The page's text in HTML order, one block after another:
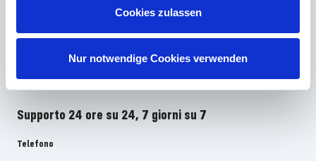
Cookies zulassen
Nur notwendige Cookies verwenden
Servizio clientiè al vostro fianco con
consulenza e supporto – in modo rapido, competente e personale. Non
utilizzo: siamo a vostra disposizione.
Supporto 24 ore su 24, 7 giorni su 7
Telefono